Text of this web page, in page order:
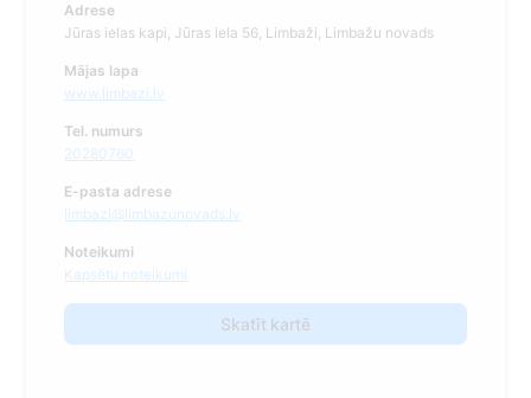
Adrese
Jūras ielas kapi, Jūras iela 56, Limbaži, Limbažu novads
Mājas lapa
www.limbazi.lv
Tel. numurs
20280760
E-pasta adrese
limbazi@limbazunovads.lv
Noteikumi
Kapsētu noteikumi
Skatīt kartē